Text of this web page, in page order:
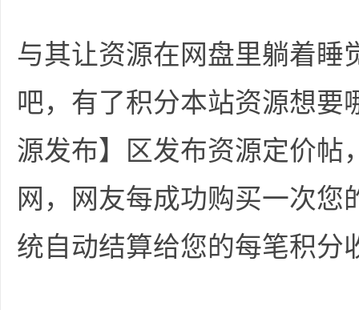
与其让资源在网盘里躺着睡
吧，有了积分本站资源想要
源发布】区发布资源定价帖
网，网友每成功购买一次
统自动结算给您的每笔积分